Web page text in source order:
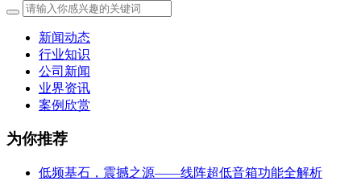
新闻动态
行业知识
公司新闻
业界资讯
案例欣赏
为你推荐
低频基石，震撼之源——线阵超低音箱功能全解析